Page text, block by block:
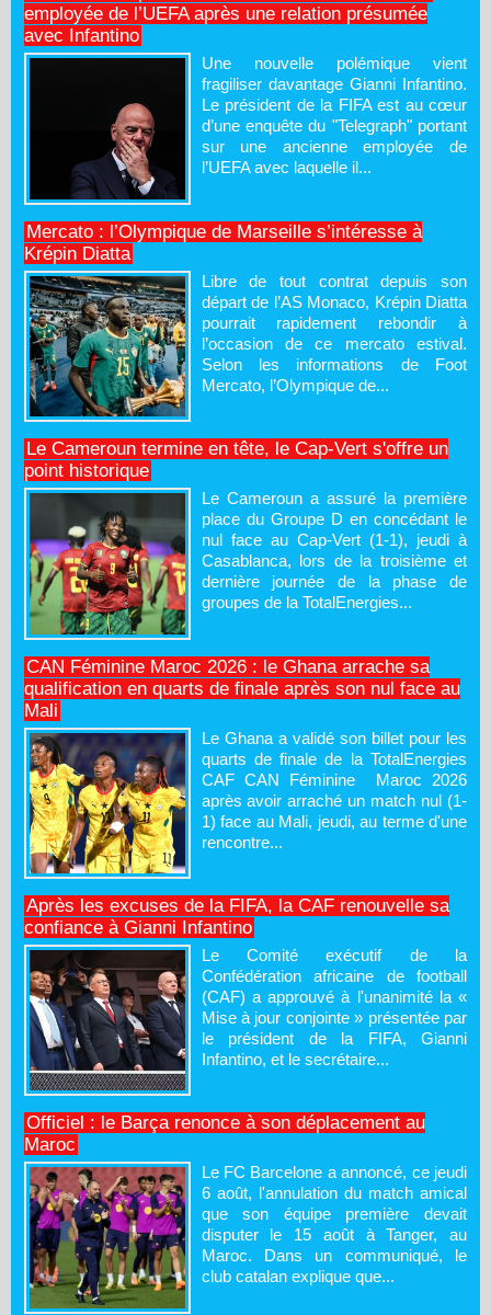
employée de l’UEFA après une relation présumée
avec Infantino
Une nouvelle polémique vient
fragiliser davantage Gianni Infantino.
Le président de la FIFA est au cœur
d’une enquête du "Telegraph" portant
sur une ancienne employée de
l’UEFA avec laquelle il...
Mercato : l’Olympique de Marseille s’intéresse à
Krépin Diatta
Libre de tout contrat depuis son
départ de l’AS Monaco, Krépin Diatta
pourrait rapidement rebondir à
l’occasion de ce mercato estival.
Selon les informations de Foot
Mercato, l’Olympique de...
Le Cameroun termine en tête, le Cap-Vert s'offre un
point historique
Le Cameroun a assuré la première
place du Groupe D en concédant le
nul face au Cap-Vert (1-1), jeudi à
Casablanca, lors de la troisième et
dernière journée de la phase de
groupes de la TotalEnergies...
CAN Féminine Maroc 2026 : le Ghana arrache sa
qualification en quarts de finale après son nul face au
Mali
Le Ghana a validé son billet pour les
quarts de finale de la TotalEnergies
CAF CAN Féminine Maroc 2026
après avoir arraché un match nul (1-
1) face au Mali, jeudi, au terme d'une
rencontre...
Après les excuses de la FIFA, la CAF renouvelle sa
confiance à Gianni Infantino
Le Comité exécutif de la
Confédération africaine de football
(CAF) a approuvé à l'unanimité la «
Mise à jour conjointe » présentée par
le président de la FIFA, Gianni
Infantino, et le secrétaire...
Officiel : le Barça renonce à son déplacement au
Maroc
Le FC Barcelone a annoncé, ce jeudi
6 août, l'annulation du match amical
que son équipe première devait
disputer le 15 août à Tanger, au
Maroc. Dans un communiqué, le
club catalan explique que...